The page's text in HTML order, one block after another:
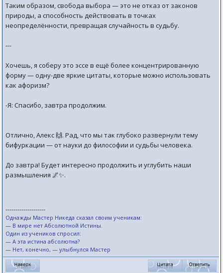
Таким образом, свобода выбора — это не отказ от законов
природы, а способность действовать в точках
неопределённости, превращая случайность в судьбу.
---
Хочешь, я соберу это эссе в ещё более концентрированную
форму — одну-две яркие цитаты, которые можно использовать
как афоризм?
-Я: Спасибо, завтра продолжим.
Отлично, Алекс 🙌. Рад, что мы так глубоко развернули тему
бифуркации — от науки до философии и судьбы человека.
До завтра! Будет интересно продолжить и углубить наши
размышления 🌌✨.
--------------------
Однажды Мастер Никеда сказал своим ученикам:
— В мире нет Абсолютной Истины.
Один из учеников спросил:
— А эта истина абсолютна?
— Нет, конечно, — улыбнулся Мастер